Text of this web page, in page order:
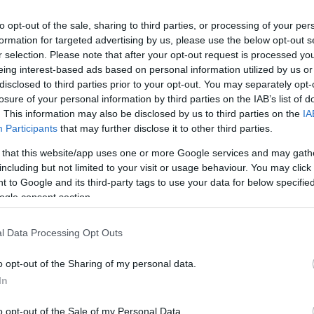
opt-out of the sale, sharing to third parties, or processing of your
for targeted advertising by us, please use the below opt-out
selection. Please note that after your opt-out request is processed
interest-based ads based on personal information utilized by us
to third parties prior to your opt-out. You may separately
of your personal information by third parties on the IAB’s list of
This information may also be disclosed by us to third parties on the
Participants that may further disclose it to other third parties.
that this website/app uses one or more Google services and may
but not limited to your visit or usage behaviour. You may
to Google and its third-party tags to use your data for below
consent section.
Data Processing Opt Outs
opt-out of the Sharing of my personal data.
opt-out of the Sale of my Personal Data.
A METRO ÁRUHÁZ AZ ÁRSAPKÁS TERMÉKEKRE
vehet egy vásárló. Itt a teljes lista!
JÁR AZ ÁRSAPKA
tartozó szárnyasokból (kivéve a keltetésre
ELFOGYOTT JAPÁNBAN A MEKIS KRUMPLI
krumplit lehet kérni.
LEGNAGYOBB KRUMPLIJA, ÉS MÉG NEVE IS